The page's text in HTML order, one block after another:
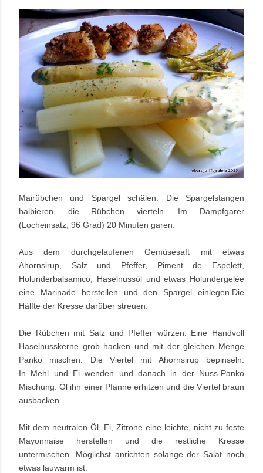
Mairübchen und Spargel schälen. Die Spargelstangen
halbieren, die Rübchen vierteln. Im Dampfgarer
(Locheinsatz, 96 Grad) 20 Minuten garen.
Aus dem durchgelaufenen Gemüsesaft mit etwas
Ahornsirup, Salz und Pfeffer, Piment de Espelett,
Holunderbalsamico, Haselnussöl und etwas Holundergelée
eine Marinade herstellen und den Spargel einlegen.Die
Hälfte der Kresse darüber streuen.
Die Rübchen mit Salz und Pfeffer würzen. Eine Handvoll
Haselnusskerne grob hacken und mit der gleichen Menge
Panko mischen. Die Viertel mit Ahornsirup bepinseln.
In Mehl und Ei wenden und danach in der Nuss-Panko
Mischung. Öl ihn einer Pfanne erhitzen und die Viertel braun
ausbacken.
Mit dem neutralen Öl, Ei, Zitrone eine leichte, nicht zu feste
Mayonnaise herstellen und die restliche Kresse
untermischen. Möglichst anrichten solange der Salat noch
etwas lauwarm ist.